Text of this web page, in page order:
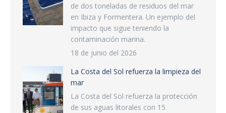
de dos toneladas de residuos del mar
en Ibiza y Formentera. Un ejemplo del
impacto que sigue teniendo la
contaminación marina.
18 de junio del 2026
La Costa del Sol refuerza la limpieza del
mar
La Costa del Sol refuerza la protección
de sus aguas litorales con 15